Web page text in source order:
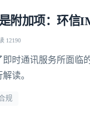
附加项：环信
12190
即时通讯服务所面临
读。
规